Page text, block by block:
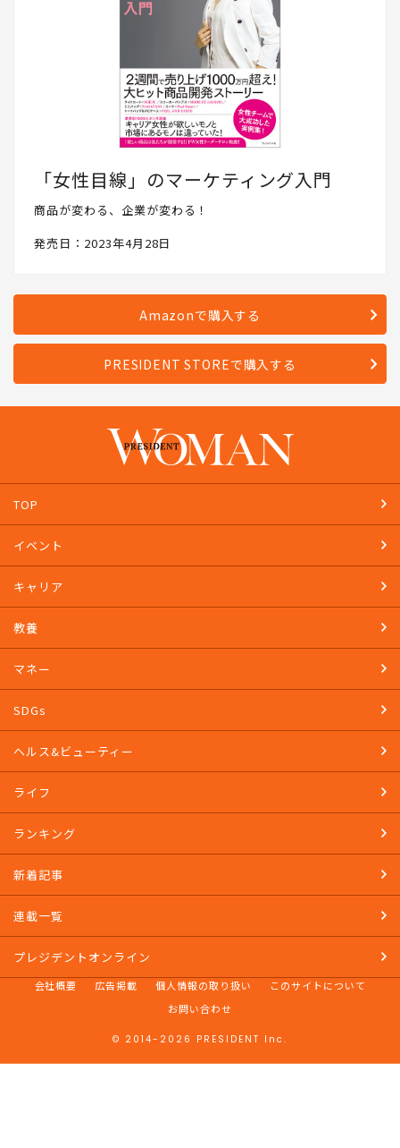
「女性目線」のマーケティング入門
商品が変わる、企業が変わる！
発売日：2023年4月28日
Amazonで購入する
PRESIDENT STOREで購入する
TOP
イベント
キャリア
教養
マネー
SDGs
ヘルス&ビューティー
ライフ
ランキング
新着記事
連載一覧
プレジデントオンライン
会社概要 広告掲載 個人情報の取り扱い
このサイトについて
お問い合わせ
© 2014-2026 PRESIDENT Inc.